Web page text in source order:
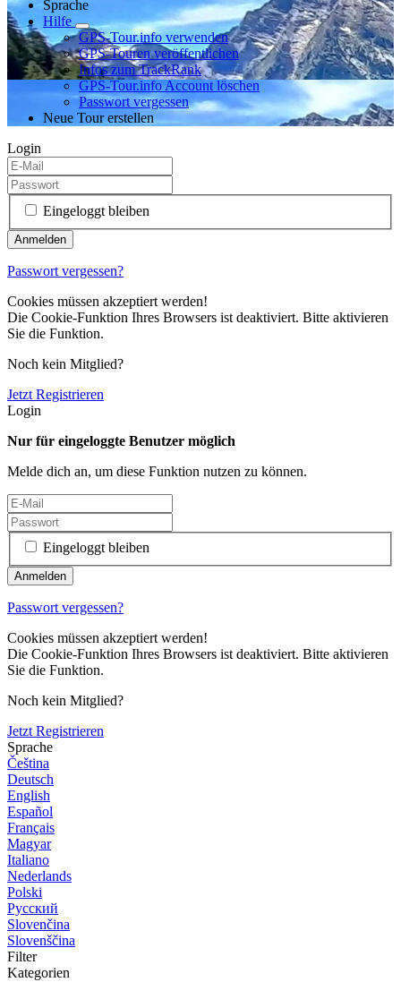
Sprache
Hilfe
GPS-Tour.info verwenden
GPS-Touren veröffentlichen
Infos zum TrackRank
GPS-Tour.info Account löschen
Passwort vergessen
Neue Tour erstellen
Login
Eingeloggt bleiben
Passwort vergessen?
Cookies müssen akzeptiert werden!
Die Cookie-Funktion Ihres Browsers ist deaktiviert. Bitte aktivieren
Sie die Funktion.
Noch kein Mitglied?
Jetzt Registrieren
Login
Nur für eingeloggte Benutzer möglich
Melde dich an, um diese Funktion nutzen zu können.
Eingeloggt bleiben
Passwort vergessen?
Cookies müssen akzeptiert werden!
Die Cookie-Funktion Ihres Browsers ist deaktiviert. Bitte aktivieren
Sie die Funktion.
Noch kein Mitglied?
Jetzt Registrieren
Sprache
Čeština
Deutsch
English
Español
Français
Magyar
Italiano
Nederlands
Polski
Русский
Slovenčina
Slovenščina
Filter
Kategorien